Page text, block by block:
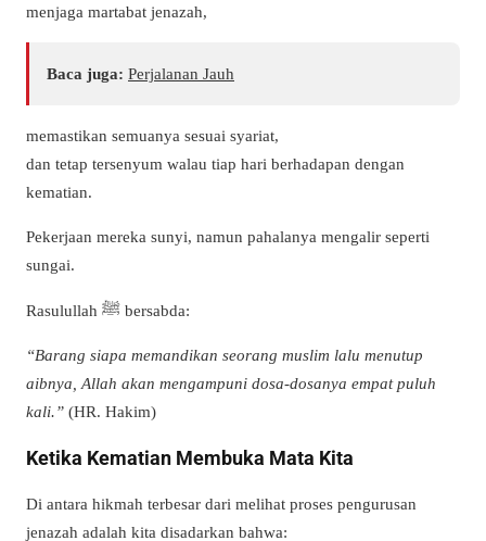
menjaga martabat jenazah,
Baca juga: Perjalanan Jauh
memastikan semuanya sesuai syariat,
dan tetap tersenyum walau tiap hari berhadapan dengan
kematian.
Pekerjaan mereka sunyi, namun pahalanya mengalir seperti
sungai.
Rasulullah ﷺ bersabda:
“Barang siapa memandikan seorang muslim lalu menutup
aibnya, Allah akan mengampuni dosa-dosanya empat puluh
kali.” (HR. Hakim)
Ketika Kematian Membuka Mata Kita
Di antara hikmah terbesar dari melihat proses pengurusan
jenazah adalah kita disadarkan bahwa: